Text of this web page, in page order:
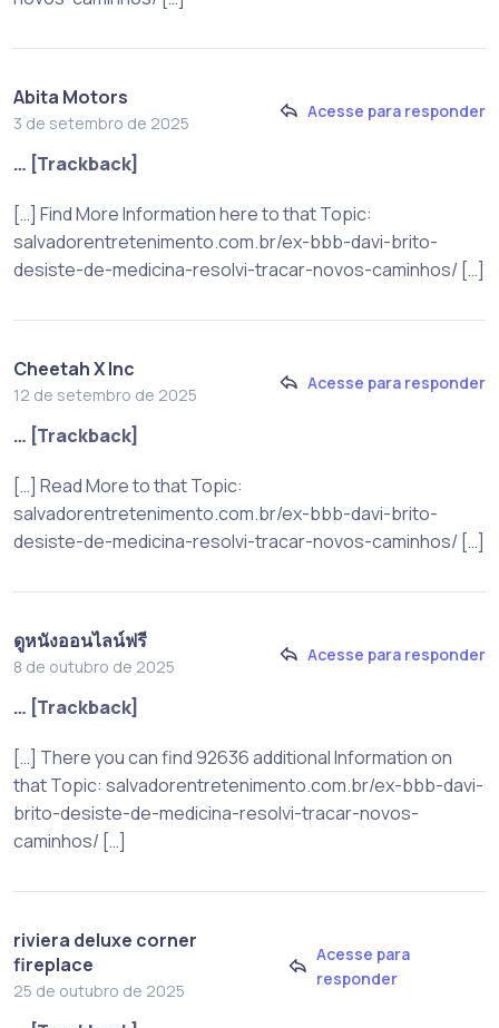
Abita Motors
3 de setembro de 2025
Acesse para responder
… [Trackback]
[…] Find More Information here to that Topic:
salvadorentretenimento.com.br/ex-bbb-davi-brito-
desiste-de-medicina-resolvi-tracar-novos-caminhos/ […]
Cheetah X Inc
12 de setembro de 2025
Acesse para responder
… [Trackback]
[…] Read More to that Topic:
salvadorentretenimento.com.br/ex-bbb-davi-brito-
desiste-de-medicina-resolvi-tracar-novos-caminhos/ […]
ดูหนังออนไลน์ฟรี
8 de outubro de 2025
Acesse para responder
… [Trackback]
[…] There you can find 92636 additional Information on
that Topic: salvadorentretenimento.com.br/ex-bbb-davi-
brito-desiste-de-medicina-resolvi-tracar-novos-
caminhos/ […]
riviera deluxe corner
fireplace
25 de outubro de 2025
Acesse para
responder